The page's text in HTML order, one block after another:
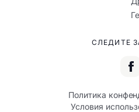
СЛЕДИТЕ
Политика
Условия